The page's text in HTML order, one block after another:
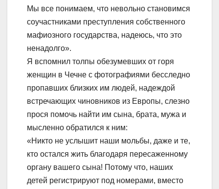
Мы все понимаем, что невольно становимся
соучастниками преступления собственного
мафиозного государства, надеюсь, что это
ненадолго».
Я вспомнил толпы обезумевших от горя
женщин в Чечне с фотографиями бесследно
пропавших близких им людей, надеждой
встречающих чиновников из Европы, слезно
прося помочь найти им сына, брата, мужа и
мысленно обратился к ним:
«Никто не услышит наши мольбы, даже и те,
кто остался жить благодаря пересаженному
органу вашего сына! Потому что, наших
детей регистрируют под номерами, вместо